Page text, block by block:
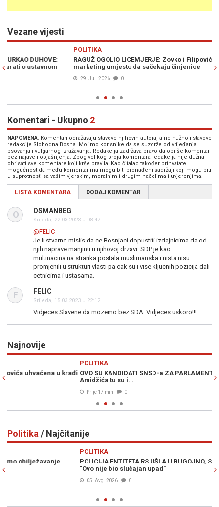
Vezane vijesti
RAGUŽ OGOLIO LICEMJERJE: Zovko i Filipović vodile politički
marketing umjesto da sačekaju činjenice
Komentari - Ukupno 2
NAPOMENA: Komentari odražavaju stavove njihovih autora, a ne nužno i stavove
redakcije Slobodna Bosna. Molimo korisnike da se suzdrže od vrijeđanja,
psovanja i vulgarnog izražavanja. Redakcija zadržava pravo da obriše komentar
bez najave i objašnjenja. Zbog velikog broja komentara redakcija nije dužna
obrisati sve komentare koji krše pravila. Kao čitalac također prihvatate
mogućnost da među komentarima mogu biti pronađeni sadržaji koji mogu biti
u suprotnosti sa vašim vjerskim, moralnim i drugim načelima i uvjerenjima.
LISTA KOMENTARA DODAJ KOMENTAR
O OSMANBEG
Srijeda, 22.03.2023 u 08:47
@FELIC
Je li stvarno mislis da ce Bosnjaci dopustiti izdajnicima da od
njih naprave manjinu u njihovoj drzavi. SDP je kao
multinacinalna stranka postala muslimanska i nista nisu
promjenili u strukturi vlasti pa cak su i vise kljucnih pozicija dali
cetnicima i ustasama.
F FELIC
Srijeda, 15.03.2023 u 22:12
Vidjeces Slavene da mozemo bez SDA. Vidjeces uskoro!!!
Najnovije
OVO SU KANDIDATI SNSD-a ZA PARLAMENT BiH: Pored Vulićke i
Politika / Najčitanije
POLICIJA ENTITETA RS UŠLA U BUGOJNO, SALKIĆ UPOZORAVA:
"Ovo nije bio slučajan upad"